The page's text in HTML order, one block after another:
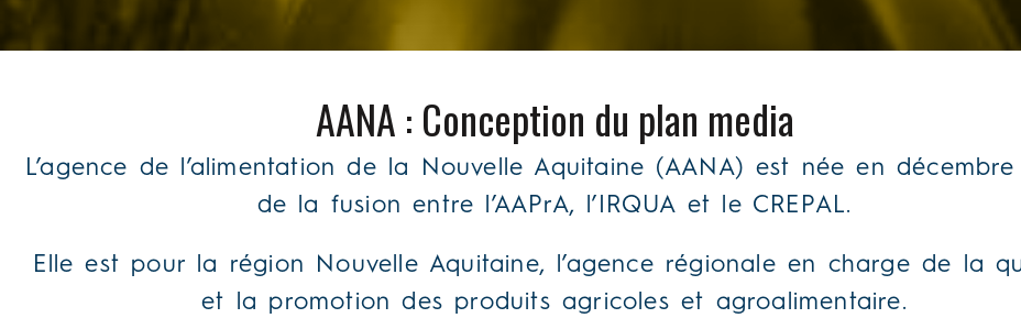
AANA : Conception du plan media
L’agence de l’alimentation de la Nouvelle Aquitaine (AANA) est née en décembre
de la fusion entre l’AAPrA, l’IRQUA et le CREPAL.
Elle est pour la région Nouvelle Aquitaine, l’agence régionale en charge de la
et la promotion des produits agricoles et agroalimentaire.